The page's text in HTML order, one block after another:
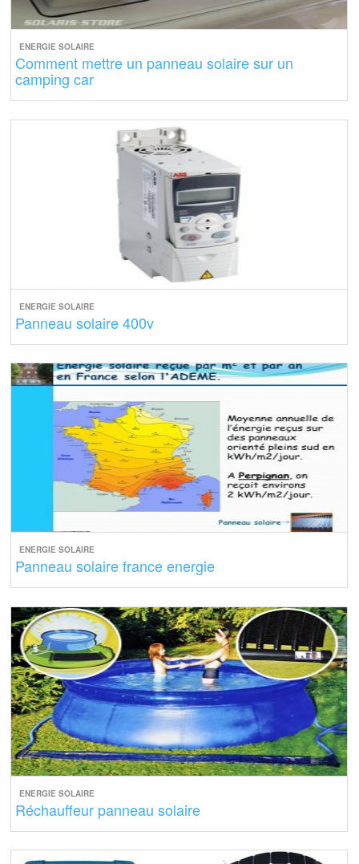
ENERGIE SOLAIRE
Comment mettre un panneau solaire sur un
camping car
ENERGIE SOLAIRE
Panneau solaire 400v
ENERGIE SOLAIRE
Panneau solaire france energie
ENERGIE SOLAIRE
Réchauffeur panneau solaire